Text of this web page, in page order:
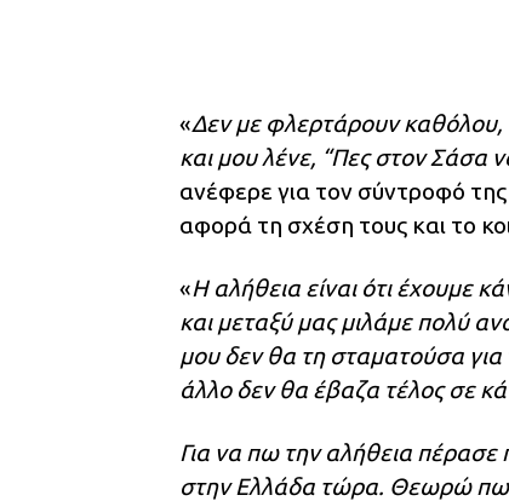
«Δεν με φλερτάρουν καθόλου,
και μου λένε, “Πες στον Σάσα
ανέφερε για τον σύντροφό
αφορά τη σχέση τους και το
«Η αλήθεια είναι ότι έχουμε
και μεταξύ μας μιλάμε πολύ
μου δεν θα τη σταματούσα
άλλο δεν θα έβαζα τέλος σε
Για να πω την αλήθεια πέρασε
στην Ελλάδα τώρα. Θεωρώ πως